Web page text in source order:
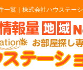
一覧｜株式会社ハウステー